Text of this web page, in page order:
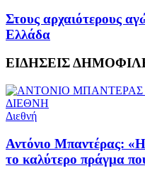
Στους αρχαιότερους
Ελλάδα
ΕΙΔΗΣΕΙΣ
ΔΙΕΘΝΗ
Διεθνή
Αντόνιο Μπαντέρας:
το καλύτερο πράγμα